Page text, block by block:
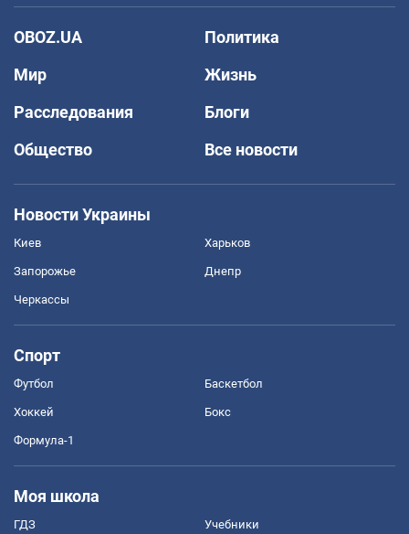
OBOZ.UA
Политика
Мир
Жизнь
Расследования
Блоги
Общество
Все новости
Новости Украины
Киев Харьков
Запорожье Днепр
Черкассы
Спорт
Футбол Баскетбол
Хоккей Бокс
Формула-1
Моя школа
ГДЗ Учебники